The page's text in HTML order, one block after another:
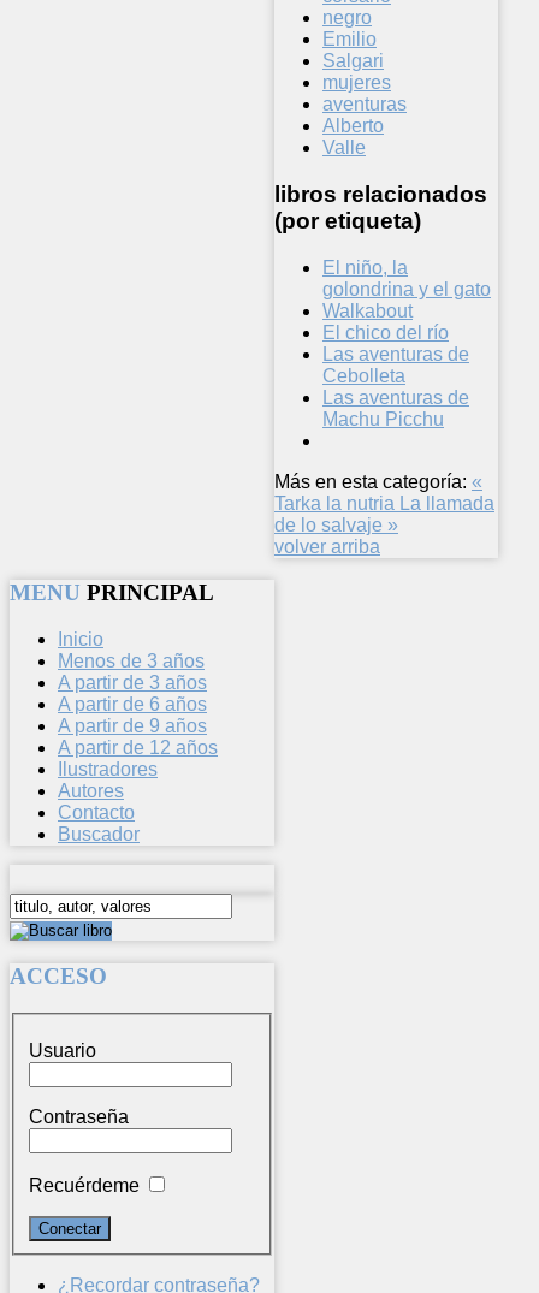
negro
Emilio
Salgari
mujeres
aventuras
Alberto
Valle
libros relacionados
(por etiqueta)
El niño, la
golondrina y el gato
Walkabout
El chico del río
Las aventuras de
Cebolleta
Las aventuras de
Machu Picchu
Más en esta categoría: «
Tarka la nutria La llamada
de lo salvaje »
volver arriba
MENU PRINCIPAL
Inicio
Menos de 3 años
A partir de 3 años
A partir de 6 años
A partir de 9 años
A partir de 12 años
Ilustradores
Autores
Contacto
Buscador
ACCESO
Usuario
Contraseña
Recuérdeme
¿Recordar contraseña?